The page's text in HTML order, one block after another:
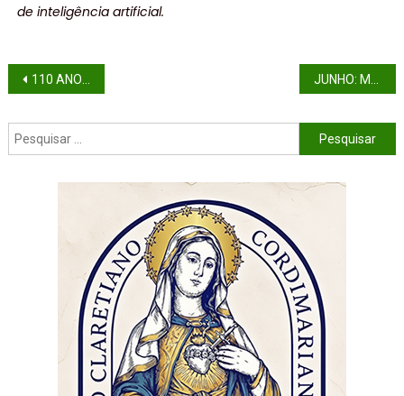
de inteligência artificial.
110 ANOS DA CHEGADA DOS CLARETIANOS EM SANTOS (parte II)